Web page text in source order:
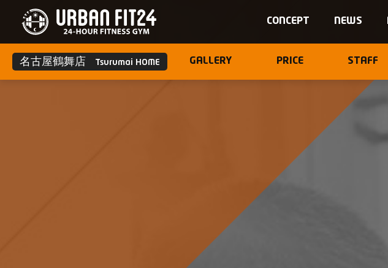
CONCEPT NEWS
名古屋鶴舞店 Tsurumai HOME GALLERY PRICE STAFF